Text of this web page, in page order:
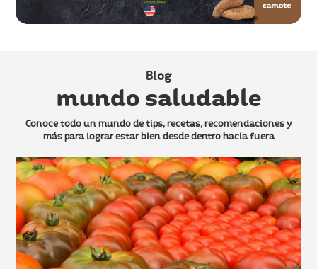
Blog
mundo saludable
Conoce todo un mundo de tips, recetas, recomendaciones y
máspara lograr estar bien desde dentro hacia fuera